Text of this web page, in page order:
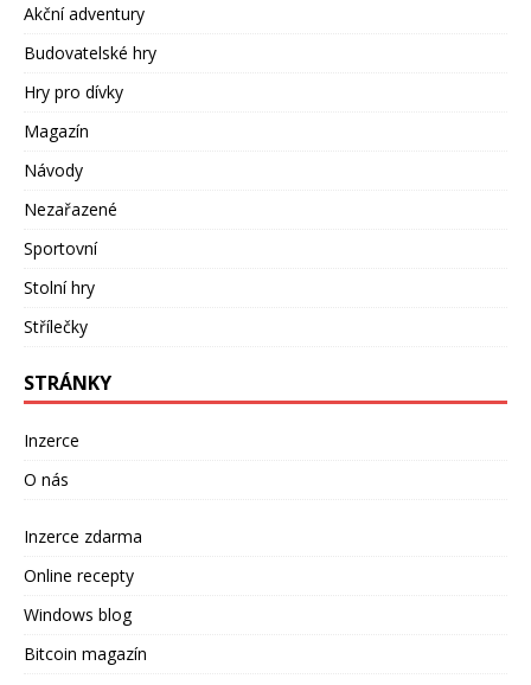
Akční adventury
Budovatelské hry
Hry pro dívky
Magazín
Návody
Nezařazené
Sportovní
Stolní hry
Střílečky
STRÁNKY
Inzerce
O nás
Inzerce zdarma
Online recepty
Windows blog
Bitcoin magazín